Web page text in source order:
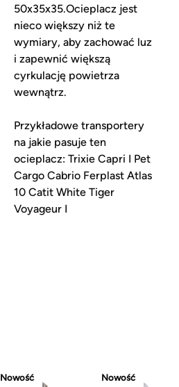
50x35x35.Ocieplacz jest
nieco większy niż te
wymiary, aby zachować luz
i zapewnić większą
cyrkulację powietrza
wewnątrz.
Przykładowe transportery
na jakie pasuje ten
ocieplacz: Trixie Capri I Pet
Cargo Cabrio Ferplast Atlas
10 Catit White Tiger
Voyageur I
Nowość Nowość